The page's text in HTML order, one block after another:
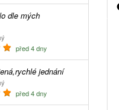
před 4 dny
jednání
před 4 dny